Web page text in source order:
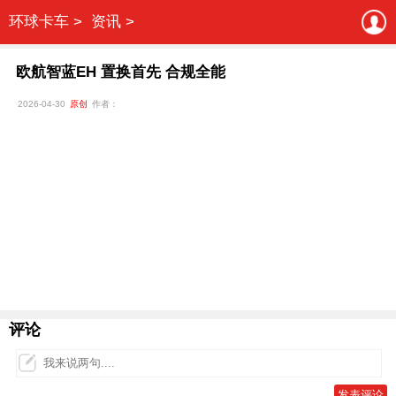
环球卡车 > 资讯 >
欧航智蓝EH 置换首先 合规全能
2026-04-30 原创 作者：
评论